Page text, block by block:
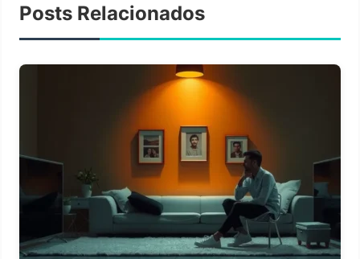
Posts Relacionados